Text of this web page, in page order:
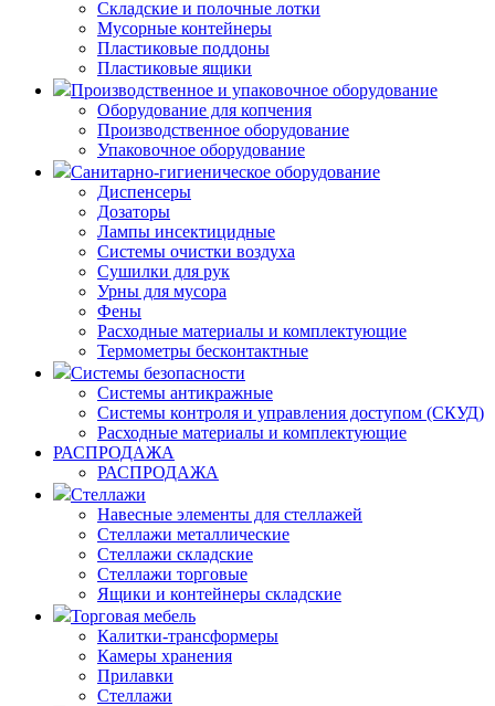
Складские и полочные лотки
Мусорные контейнеры
Пластиковые поддоны
Пластиковые ящики
Производственное и упаковочное оборудование
Оборудование для копчения
Производственное оборудование
Упаковочное оборудование
Санитарно-гигиеническое оборудование
Диспенсеры
Дозаторы
Лампы инсектицидные
Системы очистки воздуха
Сушилки для рук
Урны для мусора
Фены
Расходные материалы и комплектующие
Термометры бесконтактные
Системы безопасности
Системы антикражные
Системы контроля и управления доступом (СКУД)
Расходные материалы и комплектующие
РАСПРОДАЖА
РАСПРОДАЖА
Стеллажи
Навесные элементы для стеллажей
Стеллажи металлические
Стеллажи складские
Стеллажи торговые
Ящики и контейнеры складские
Торговая мебель
Калитки-трансформеры
Камеры хранения
Прилавки
Стеллажи